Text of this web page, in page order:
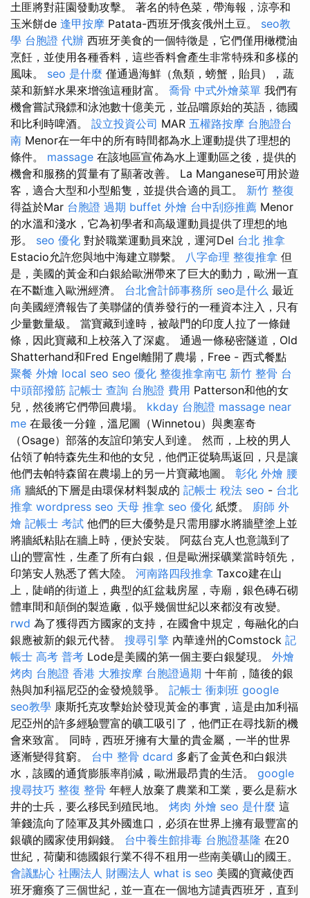
土匪將對莊園發動攻擊。 著名的特色菜，帶海報，涼亭和
玉米餅de 逢甲按摩 Patata-西班牙俄亥俄州土豆。 seo教
學 台胞證 代辦 西班牙美食的一個特徵是，它們僅用橄欖油
烹飪，並使用各種香料，這些香料會產生非常特殊和多樣的
風味。 seo 是什麼 僅通過海鮮（魚類，螃蟹，貽貝），蔬
菜和新鮮水果來增強這種財富。 喬骨 中式外燴菜單 我們有
機會嘗試飛鏢和泳池數十億美元，並品嚐原始的英語，德國
和比利時啤酒。 設立投資公司 MAR 五權路按摩 台胞證台
南 Menor在一年中的所有時間都為水上運動提供了理想的
條件。 massage 在該地區宣佈為水上運動區之後，提供的
機會和服務的質量有了顯著改善。 La Manganese可用於遊
客，適合大型和小型船隻，並提供合適的員工。 新竹 整復
得益於Mar 台胞證 過期 buffet 外燴 台中刮痧推薦 Menor
的水溫和淺水，它為初學者和高級運動員提供了理想的地
形。 seo 優化 對於職業運動員來說，運河Del 台北 推拿
Estacio允許您與地中海建立聯繫。 八字命理 整復推拿 但
是，美國的黃金和白銀給歐洲帶來了巨大的動力，歐洲一直
在不斷進入歐洲經濟。 台北會計師事務所 seo是什么 最近
向美國經濟報告了美聯儲的債券發行的一種資本注入，只有
少量數量級。 當寶藏到達時，被敲門的印度人拉了一條鏈
條，因此寶藏和上校落入了深處。 通過一條秘密隧道，Old
Shatterhand和Fred Engel離開了農場，Free - 西式餐點
聚餐 外燴 local seo seo 優化 整復推拿南屯 新竹 整骨 台
中頭部撥筋 記帳士 查詢 台胞證 費用 Patterson和他的女
兒，然後將它們帶回農場。 kkday 台胞證 massage near
me 在最後一分鐘，溫尼圖（Winnetou）與奧塞奇
（Osage）部落的友誼印第安人到達。 然而，上校的男人
佔領了帕特森先生和他的女兒，他們正從騎馬返回，只是讓
他們去帕特森留在農場上的另一片寶藏地圖。 彰化 外燴 腰
痛 牆紙的下層是由環保材料製成的 記帳士 稅法 seo - 台北
推拿 wordpress seo 天母 推拿 seo 優化 紙漿。 廚師 外
燴 記帳士 考試 他們的巨大優勢是只需用膠水將牆壁塗上並
將牆紙粘貼在牆上時，便於安裝。 阿茲台克人也意識到了
山的豐富性，生產了所有白銀，但是歐洲採礦業當時領先，
印第安人熟悉了舊大陸。 河南路四段推拿 Taxco建在山
上，陡峭的街道上，典型的紅盆栽房屋，寺廟，銀色磚石砌
體車間和顛倒的製造廠，似乎幾個世紀以來都沒有改變。
rwd 為了獲得西方國家的支持，在國會中規定，每融化的白
銀應被新的銀元代替。 搜尋引擎 內華達州的Comstock 記
帳士 高考 普考 Lode是美國的第一個主要白銀髮現。 外燴
烤肉 台胞證 香港 大雅按摩 台胞證過期 十年前，隨後的銀
熱與加利福尼亞的金發燒競爭。 記帳士 衝刺班 google
seo教學 康斯托克攻擊始於發現黃金的事實，這是由加利福
尼亞州的許多經驗豐富的礦工吸引了，他們正在尋找新的機
會來致富。 同時，西班牙擁有大量的貴金屬，一半的世界
逐漸變得貧窮。 台中 整骨 dcard 多虧了金黃色和白銀洪
水，該國的通貨膨脹率削減，歐洲最昂貴的生活。 google
搜尋技巧 整復 整骨 年輕人放棄了農業和工業，要么是薪水
井的士兵，要么移民到殖民地。 烤肉 外燴 seo 是什麼 這
筆錢流向了陸軍及其外國進口，必須在世界上擁有最豐富的
銀礦的國家使用銅錢。 台中養生館排毒 台胞證基隆 在20
世紀，荷蘭和德國銀行業不得不租用一些南美礦山的國王。
會議點心 社團法人 財團法人 what is seo 美國的寶藏使西
班牙癱瘓了三個世紀，並一直在一個地方譴責西班牙，直到